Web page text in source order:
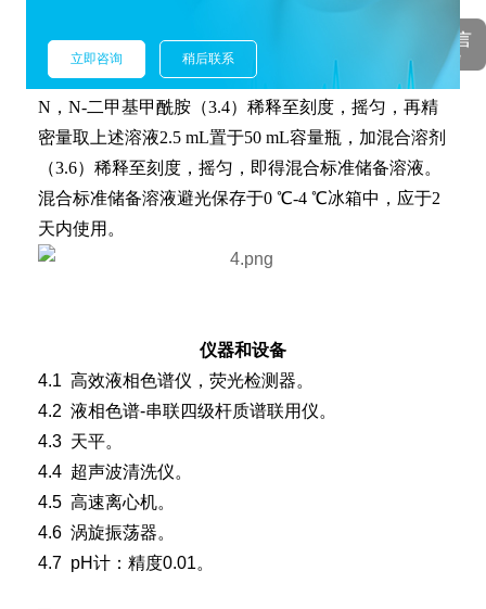
香豆素、二苯并噁唑基萘、双（叔丁基苯并噁唑基）
噻吩储备溶液各0.50 mL置于同一100 mL容量瓶中，加
N，N-二甲基甲酰胺（3.4）稀释至刻度，摇匀，再精
密量取上述溶液2.5 mL置于50 mL容量瓶，加混合溶剂
（3.6）稀释至刻度，摇匀，即得混合标准储备溶液。
混合标准储备溶液避光保存于0 ℃-4 ℃冰箱中，应于2
天内使用。
仪器和设备
4.1 高效液相色谱仪，荧光检测器。
4.2 液相色谱-串联四级杆质谱联用仪。
4.3 天平。
4.4 超声波清洗仪。
4.5 高速离心机。
4.6 涡旋振荡器。
4.7 pH计：精度0.01。
立即咨询 稍后联系